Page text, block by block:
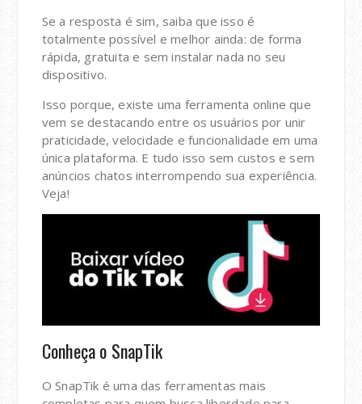
Se a resposta é sim, saiba que isso é
totalmente possível e melhor ainda: de forma
rápida, gratuita e sem instalar nada no seu
dispositivo.
Isso porque, existe uma ferramenta online que
vem se destacando entre os usuários por unir
praticidade, velocidade e funcionalidade em uma
única plataforma. E tudo isso sem custos e sem
anúncios chatos interrompendo sua experiência.
Veja!
Conheça o SnapTik
O SnapTik é uma das ferramentas mais